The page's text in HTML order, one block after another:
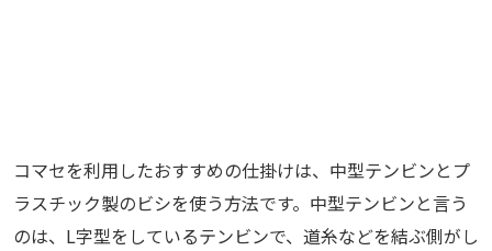
コマセを利用したおすすめの仕掛けは、中型テンビンとプ
ラスチック製のビシを使う方法です。中型テンビンと言う
のは、L字型をしているテンビンで、道糸などを結ぶ側がし